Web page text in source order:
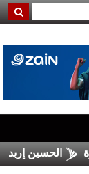
الحسين إربد يضم